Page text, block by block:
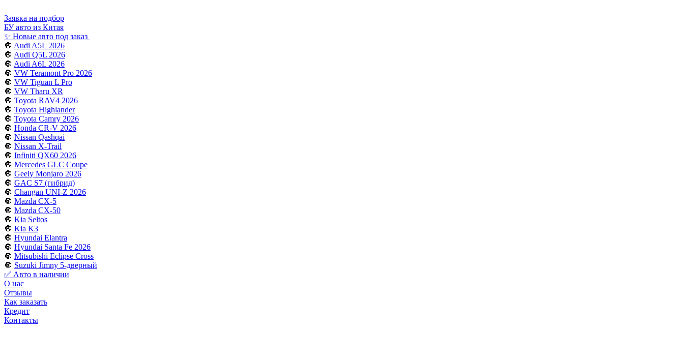
Заявка на подбор
БУ авто из Китая
✨ Новые авто под заказ
🔘 Audi A5L 2026
🔘 Audi Q5L 2026
🔘 Audi A6L 2026
🔘 VW Teramont Pro 2026
🔘 VW Tiguan L Pro
🔘 VW Tharu XR
🔘 Toyota RAV4 2026
🔘 Toyota Highlander
🔘 Toyota Camry 2026
🔘 Honda CR-V 2026
🔘 Nissan Qashqai
🔘 Nissan X-Trail
🔘 Infiniti QX60 2026
🔘 Mercedes GLC Coupe
🔘 Geely Monjaro 2026
🔘 GAC S7 (гибрид)
🔘 Changan UNI-Z 2026
🔘 Mazda CX-5
🔘 Mazda CX-50
🔘 Kia Seltos
🔘 Kia K3
🔘 Hyundai Elantra
🔘 Hyundai Santa Fe 2026
🔘 Mitsubishi Eclipse Cross
🔘 Suzuki Jimny 5-дверный
✅ Авто в наличии
О нас
Отзывы
Как заказать
Кредит
Контакты